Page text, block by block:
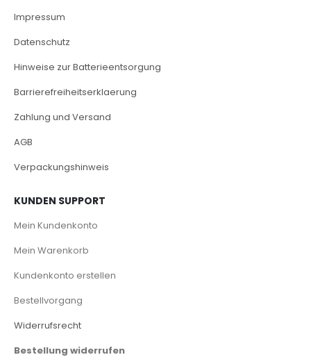
Impressum
Datenschutz
Hinweise zur Batterieentsorgung
Barrierefreiheitserklaerung
Zahlung und Versand
AGB
Verpackungshinweis
KUNDEN SUPPORT
Mein Kundenkonto
Mein Warenkorb
Kundenkonto erstellen
Bestellvorgang
Widerrufsrecht
Bestellung widerrufen